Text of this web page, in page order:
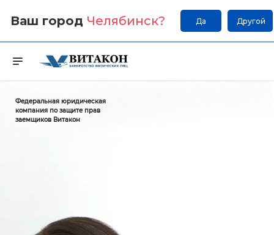
Ваш город Челябинск? Да Другой
Федеральная юридическая
компания по защите прав
заемщиков Витакон